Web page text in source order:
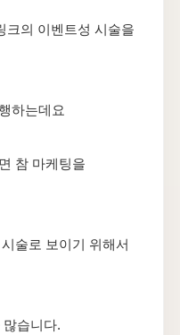
크의 이벤트성 시술을
하는데요
참 마케팅을
술로 보이기 위해서
습니다.